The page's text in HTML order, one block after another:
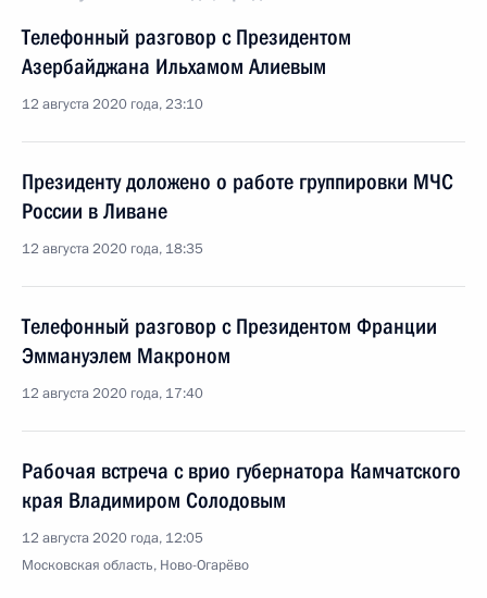
Телефонный разговор с Президентом
Азербайджана Ильхамом Алиевым
12 августа 2020 года, 23:10
Президенту доложено о работе группировки МЧС
России в Ливане
12 августа 2020 года, 18:35
Телефонный разговор с Президентом Франции
Эммануэлем Макроном
12 августа 2020 года, 17:40
Рабочая встреча с врио губернатора Камчатского
края Владимиром Солодовым
12 августа 2020 года, 12:05
Московская область, Ново-Огарёво